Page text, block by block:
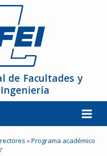
de Facultades y
»Programa académico